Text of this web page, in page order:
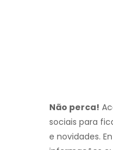
Não perca!
sociais para
e novidades.